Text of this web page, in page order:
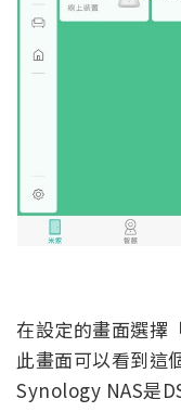
在設定的畫面選擇
此畫面可以看到這
Synology NAS是